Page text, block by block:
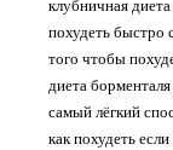
клубничная
похудеть быстро
того чтобы
диета
самый лёгкий
как похудеть